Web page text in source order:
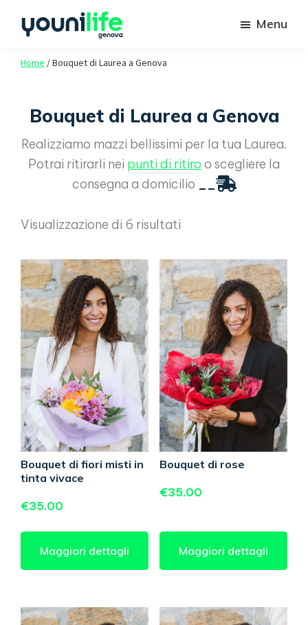
principale
Life
Unige
Menu
Home /Bouquet di Laurea a Genova
Bouquet di Laurea a Genova
Realizziamo mazzi bellissimi per la tua Laurea.
Potrai ritirarli nei punti di ritiro o scegliere la
consegna a domicilio
Visualizzazione di 6 risultati
Bouquet di fiori misti in
tinta vivace
€35.00
Maggiori dettagli
Bouquet di rose
€35.00
Maggiori dettagli